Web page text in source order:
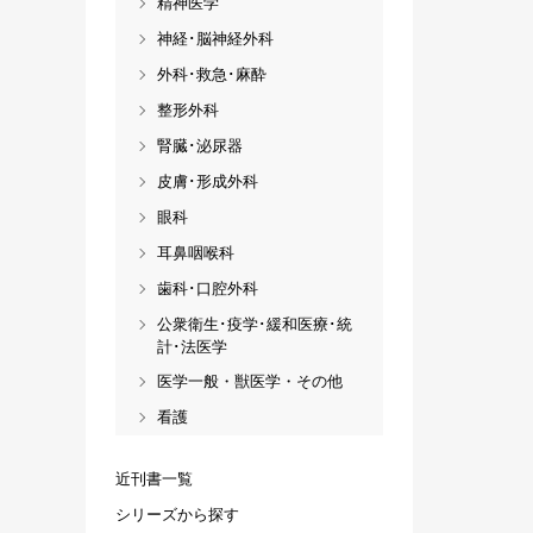
神経･脳神経外科
外科･救急･麻酔
整形外科
腎臓･泌尿器
皮膚･形成外科
眼科
耳鼻咽喉科
歯科･口腔外科
公衆衛生･疫学･緩和医療･統
計･法医学
医学一般・獣医学・その他
看護
近刊書一覧
シリーズから探す